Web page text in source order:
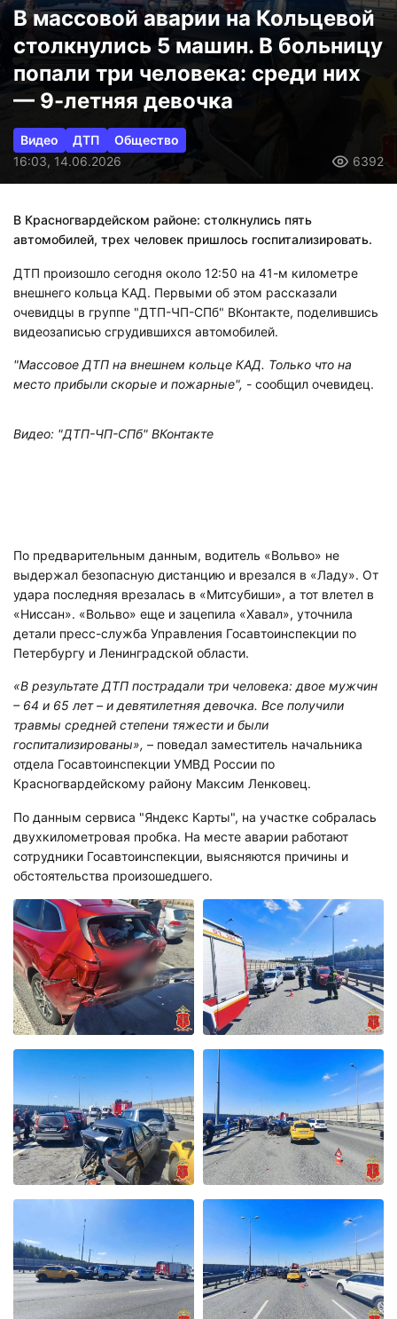
В массовой аварии на Кольцевой
столкнулись 5 машин. В больницу
попали три человека: среди них
— 9-летняя девочка
Видео ДТП
Общество
16:03, 14.06.2026
6392
В Красногвардейском районе: столкнулись пять
автомобилей, трех человек пришлось госпитализировать.
ДТП произошло сегодня около 12:50 на 41-м километре
внешнего кольца КАД. Первыми об этом рассказали
очевидцы в группе "ДТП-ЧП-СПб" ВКонтакте, поделившись
видеозаписью сгрудившихся автомобилей.
"Массовое ДТП на внешнем кольце КАД. Только что на
место прибыли скорые и пожарные", - сообщил очевидец.
Видео: "ДТП-ЧП-СПб" ВКонтакте
По предварительным данным, водитель «Вольво» не
выдержал безопасную дистанцию и врезался в «Ладу». От
удара последняя врезалась в «Митсубиши», а тот влетел в
«Ниссан». «Вольво» еще и зацепила «Хавал», уточнила
детали пресс-служба Управления Госавтоинспекции по
Петербургу и Ленинградской области.
«В результате ДТП пострадали три человека: двое мужчин
– 64 и 65 лет – и девятилетняя девочка. Все получили
травмы средней степени тяжести и были
госпитализированы», – поведал заместитель начальника
отдела Госавтоинспекции УМВД России по
Красногвардейскому району Максим Ленковец.
По данным сервиса "Яндекс Карты", на участке собралась
двухкилометровая пробка. На месте аварии работают
сотрудники Госавтоинспекции, выясняются причины и
обстоятельства произошедшего.